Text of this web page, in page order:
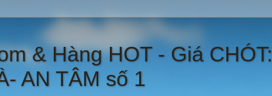
& Hàng HOT - Giá CHÓT:
AN TÂM số 1